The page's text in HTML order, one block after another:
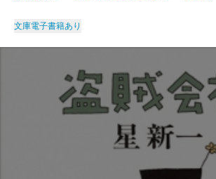
文庫電子書籍あり